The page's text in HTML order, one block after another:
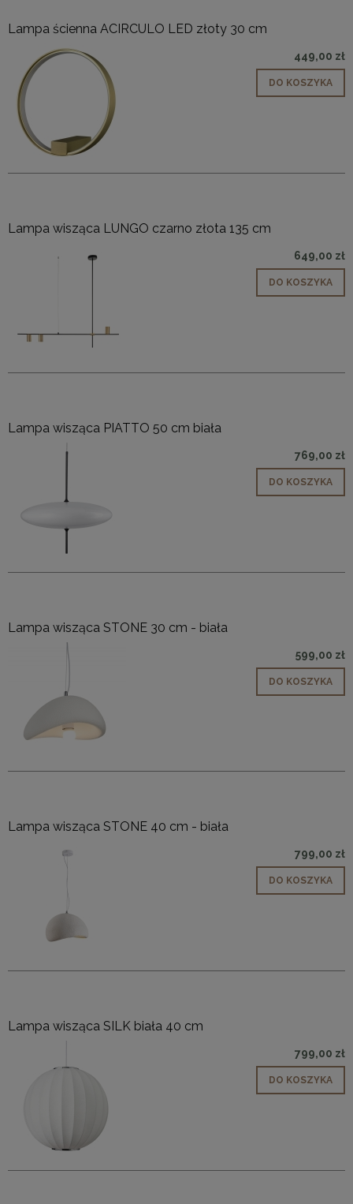
Lampa ścienna ACIRCULO LED złoty 30 cm
449,00 zł
DO KOSZYKA
Lampa wisząca LUNGO czarno złota 135 cm
649,00 zł
DO KOSZYKA
Lampa wisząca PIATTO 50 cm biała
769,00 zł
DO KOSZYKA
Lampa wisząca STONE 30 cm - biała
599,00 zł
DO KOSZYKA
Lampa wisząca STONE 40 cm - biała
799,00 zł
DO KOSZYKA
Lampa wisząca SILK biała 40 cm
799,00 zł
DO KOSZYKA